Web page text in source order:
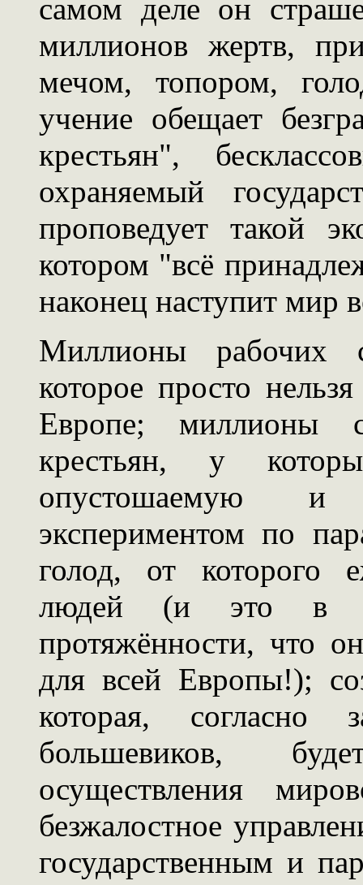
самом деле он
миллионов жертв,
мечом, топором,
учение обещает
крестьян",
охраняемый
проповедует такой
котором "всё
наконец наступит мир
Миллионы рабочих
которое просто
Европе; миллионы
крестьян, у
опустошаемую и
экспериментом по
голод, от которого
людей (и это в
протяжённости, что
для всей Европы!);
которая, согласно
большевиков,
осуществления
безжалостное
государственным и